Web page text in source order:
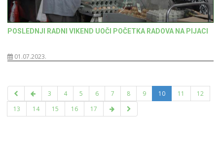
POSLEDNJI RADNI VIKEND UOČI POČETKA RADOVA NA PIJACI
01.07.2023.
3 4 5 6 7 8 9 10 11
12
13
14 15 16 17